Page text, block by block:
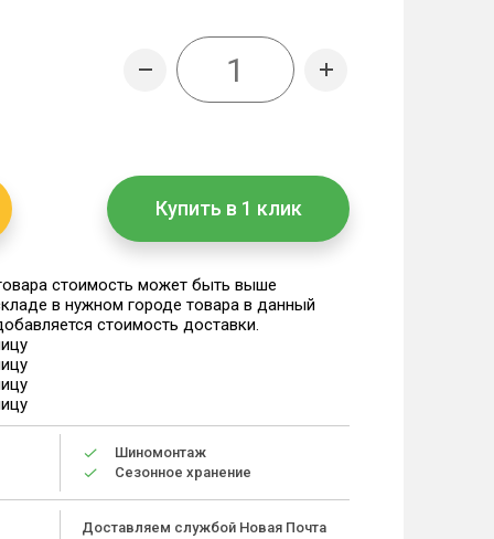
Купить в 1 клик
стоимость может быть выше
в нужном городе товара в данный
стоимость доставки.
Шиномонтаж
Сезонное хранение
Доставляем службой Новая Почта